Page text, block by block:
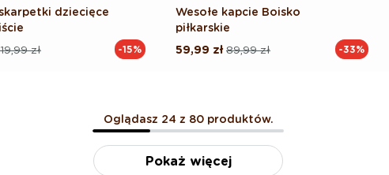
dziecięce
19,99 zł -15%
Wesołe kapcie Boisko
piłkarskie
Cena
89,99 zł
Cena
59,99 zł -33%
Oglądasz 24 z 80 produktów.
Pokaż więcej